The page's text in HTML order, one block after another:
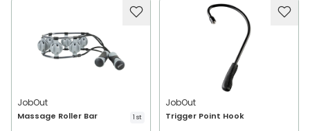
JobOut
Massage Roller Bar 1 st
JobOut
Trigger Point Hook